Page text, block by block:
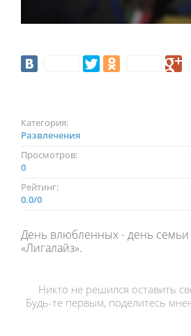
Категория:
Развлечения
Просмотров:
0
Рейтинг:
0.0/0
День влюбленных - день семьи
«Лигалайз».
Никто не решился оставить
Будь-те первым, поделитесь